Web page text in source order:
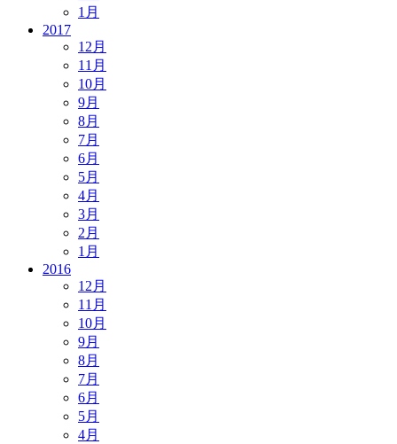
1月
2017
12月
11月
10月
9月
8月
7月
6月
5月
4月
3月
2月
1月
2016
12月
11月
10月
9月
8月
7月
6月
5月
4月